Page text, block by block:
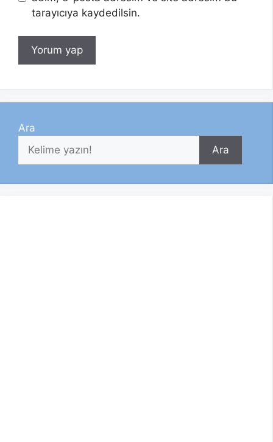
tarayıcıya kaydedilsin.
Ara
Ara